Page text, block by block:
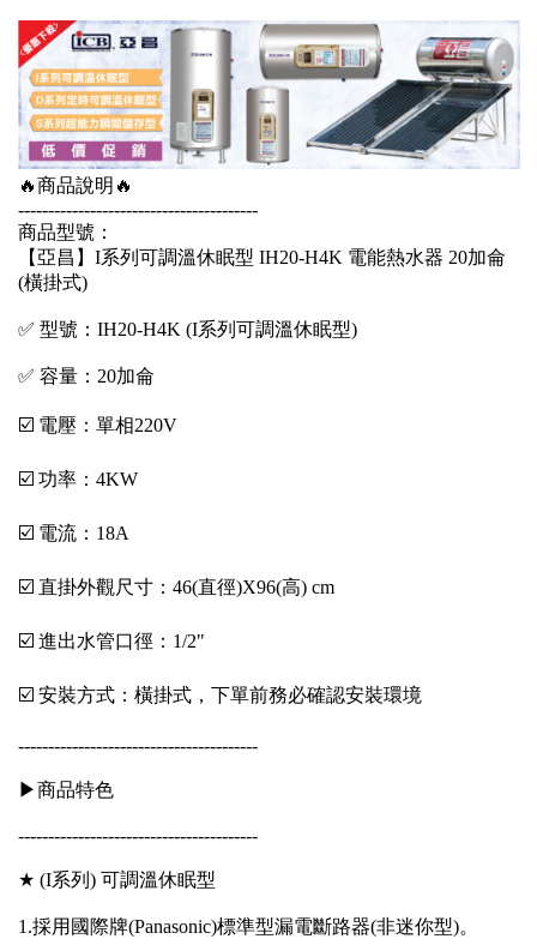
🔥商品說明🔥
----------------------------------------
商品型號：
【亞昌】I系列可調溫休眠型 IH20-H4K 電能熱水器 20加侖
(橫掛式)
✅ 型號：IH20-H4K (I系列可調溫休眠型)
✅ 容量：20加侖
☑️ 電壓：單相220V
☑️ 功率：4KW
☑️ 電流：18A
☑️ 直掛外觀尺寸：46(直徑)X96(高) cm
☑️ 進出水管口徑：1/2"
☑️ 安裝方式：橫掛式，下單前務必確認安裝環境
----------------------------------------
▶商品特色
----------------------------------------
★ (I系列) 可調溫休眠型
1.採用國際牌(Panasonic)標準型漏電斷路器(非迷你型)。